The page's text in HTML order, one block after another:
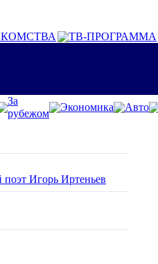
ТВ-ПРОГРАММА
За
рубежом
Экономика
Авто
поэт Игорь Иртеньев